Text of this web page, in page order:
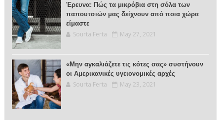
Έρευνα: Πώς τα μικρόβια στη σόλα των
παπουτσιών μας δείχνουν από ποια χώρα
είμαστε
Sourta Ferta May 27, 2021
«Μην αγκαλιάζετε τις κότες σας» συστήνουν
οι Αμερικανικές υγειονομικές αρχές
Sourta Ferta May 23, 2021